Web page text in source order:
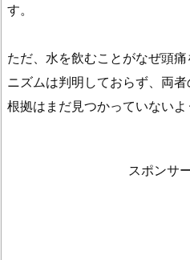
す。
ただ、水を飲むことがなぜ頭
ニズムは判明しておらず、両
根拠はまだ見つかっていないよ
スポンサ